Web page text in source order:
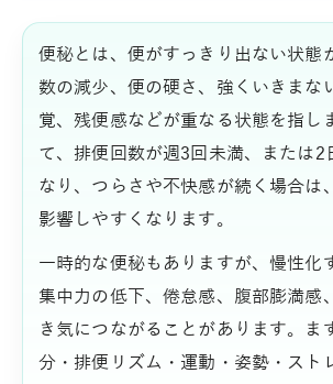
便秘とは、便がすっきり出ない状態
数の減少、便の硬さ、強くいきまな
覚、残便感などが重なる状態を指し
て、排便回数が週3回未満、または2
なり、つらさや不快感が続く場合は
影響しやすくなります。
一時的な便秘もありますが、慢性化
集中力の低下、倦怠感、腹部膨満感
き気につながることがあります。ま
分・排便リズム・運動・姿勢・スト